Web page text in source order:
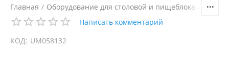
Главная / Оборудование для столовой и пищеблока
Написать комментарий
КОД: UM058132